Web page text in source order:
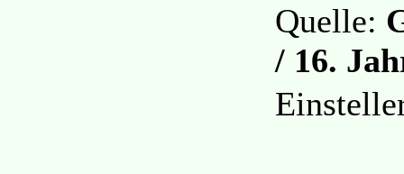
Quelle:
/ 16.